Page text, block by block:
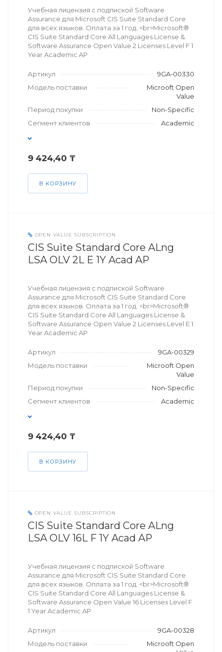
Учебная лицензия с подпиской Software
Assurance для Microsoft CIS Suite Standard Core
для всех языков. Оплата за 1 год. <br>Microsoft®
CIS Suite Standard Core All Languages License &
Software Assurance Open Value 2 Licenses Level F 1
Year Academic AP
Артикул
9GA-00330
Модель поставки
Microoft Open
Value
Период покупки
Non-Specific
Сегмент клиентов
Academic
9 424,40 ₸
В КОРЗИНУ
OPEN VALUE SUBSCRIPTION
CIS Suite Standard Core ALng
LSA OLV 2L E 1Y Acad AP
Учебная лицензия с подпиской Software
Assurance для Microsoft CIS Suite Standard Core
для всех языков. Оплата за 1 год. <br>Microsoft®
CIS Suite Standard Core All Languages License &
Software Assurance Open Value 2 Licenses Level E 1
Year Academic AP
Артикул
9GA-00329
Модель поставки
Microoft Open
Value
Период покупки
Non-Specific
Сегмент клиентов
Academic
9 424,40 ₸
В КОРЗИНУ
OPEN VALUE SUBSCRIPTION
CIS Suite Standard Core ALng
LSA OLV 16L F 1Y Acad AP
Учебная лицензия с подпиской Software
Assurance для Microsoft CIS Suite Standard Core
для всех языков. Оплата за 1 год. <br>Microsoft®
CIS Suite Standard Core All Languages License &
Software Assurance Open Value 16 Licenses Level F
1 Year Academic AP
Артикул
9GA-00328
Модель поставки
Microoft Open